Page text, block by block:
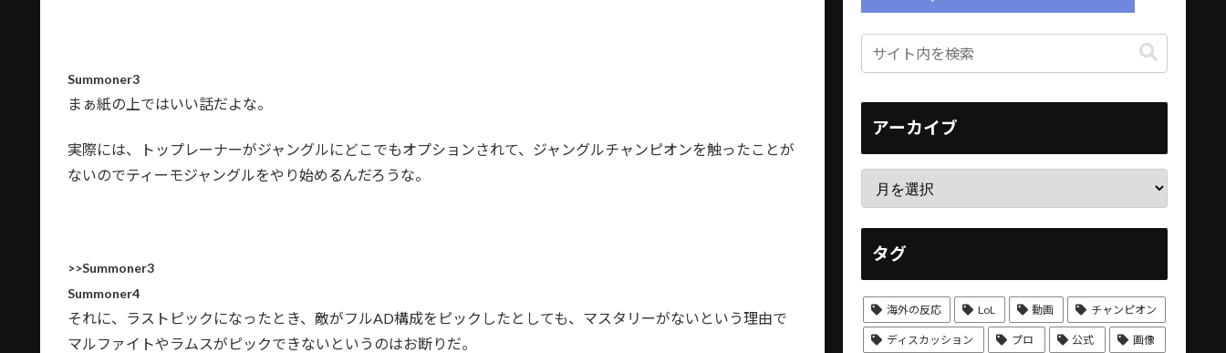
Summoner3
まぁ紙の上ではいい話だよな。
実際には、トップレーナーがジャングルにどこでもオプションされて、ジャングルチャンピオンを触ったことが
ないのでティーモジャングルをやり始めるんだろうな。
>>Summoner3
Summoner4
それに、ラストピックになったとき、敵がフルAD構成をピックしたとしても、マスタリーがないという理由で
マルファイトやラムスがピックできないというのはお断りだ。
アーカイブ
タグ
海外の反応 LoL 動画 チャンピオン
ディスカッション プロ 公式 画像